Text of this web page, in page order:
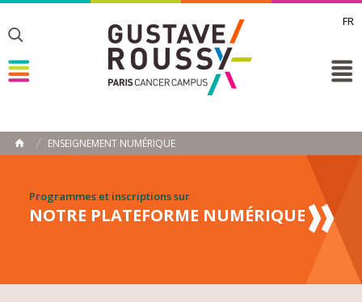
FR
Toggle
Toggle
HOME
ENSEIGNEMENT NUMÉRIQUE
Programmes et inscriptions sur
NOTRE PLATEFORME NUMÉRIQUE